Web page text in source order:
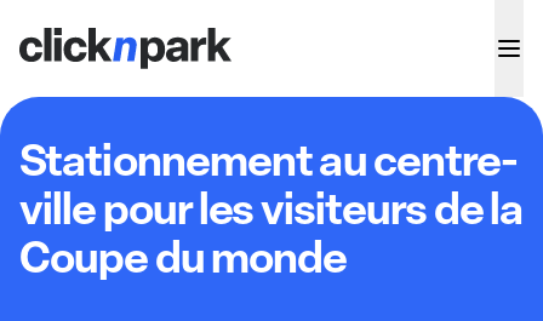
Stationnement au centre-
ville pour les visiteurs de la
Coupe du monde